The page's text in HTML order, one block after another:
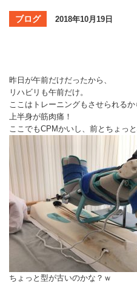
ブログ 2018年10月19日
昨日が午前だけだったから、
リハビリも午前だけ。
ここはトレーニングもさせられるか
上半身が筋肉痛！
ここでもCPMかいし、前とちょっと
ちょっと型が古いのかな？ｗ